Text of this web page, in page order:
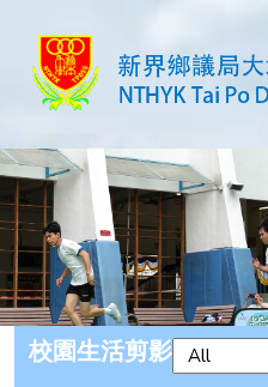
校園生活剪影